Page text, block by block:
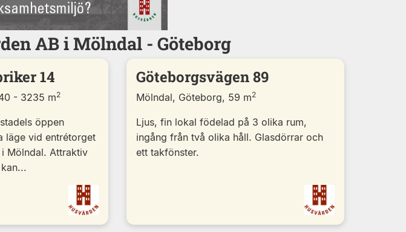
AB i Mölndal - Göteborg
14
- 3235 m2
öppen
läge vid entrétorget
Mölndal. Attraktiv
Göteborgsvägen 89
Mölndal, Göteborg, 59 m2
Ljus, fin lokal födelad på 3 olika rum,
ingång från två olika håll. Glasdörrar och
ett takfönster.